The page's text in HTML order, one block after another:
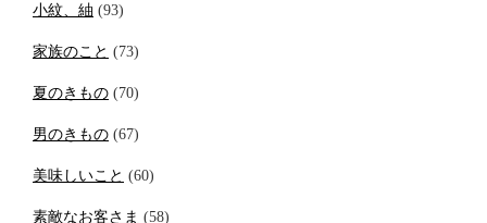
小紋、紬 (93)
家族のこと (73)
夏のきもの (70)
男のきもの (67)
美味しいこと (60)
素敵なお客さま (58)